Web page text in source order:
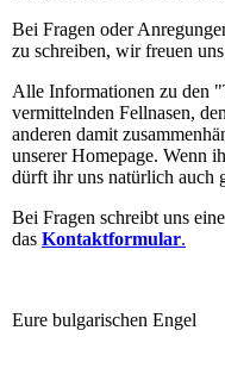
Bei Fragen oder
zu schreiben, wir freuen
Alle Informationen zu den
vermittelnden Fellnasen,
anderen damit
unserer Homepage. Wenn
dürft ihr uns natürlich auch
Bei Fragen schreibt uns eine
das Kontaktformular.
Eure bulgarischen Engel